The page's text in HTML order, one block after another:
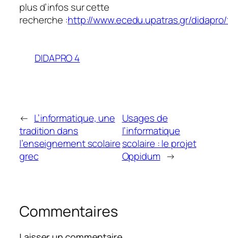
plus d’infos sur cette
recherche :http://www.ecedu.upatras.gr/
DIDAPRO 4
← L’informatique, une
tradition dans
l’enseignement scolaire
grec
Usages de
l’informatique
scolaire : le projet
Oppidum →
Commentaires